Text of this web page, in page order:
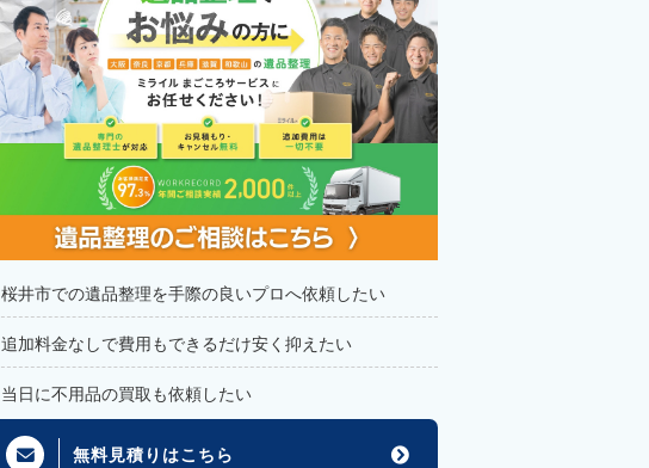
桜井市での遺品整理を手際の良いプロへ依頼したい
追加料金なしで費用もできるだけ安く抑えたい
当日に不用品の買取も依頼したい
無料見積りはこちら